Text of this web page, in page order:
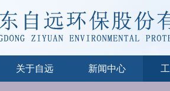
关于自远 新闻中心